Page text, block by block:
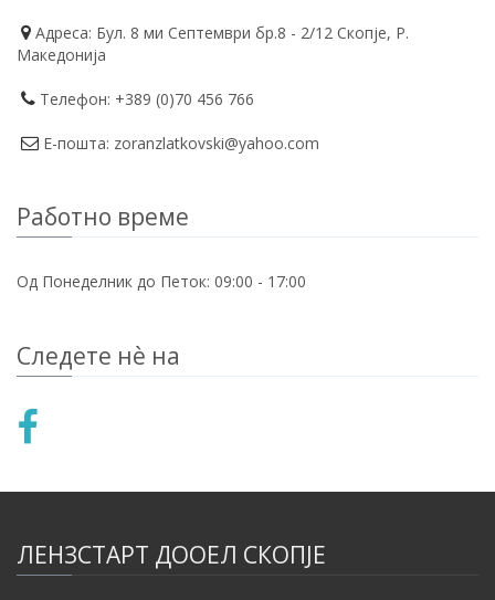
Адреса: Бул. 8 ми Септември бр.8 - 2/12 Скопје, Р.
Македонија
Телефон: +389 (0)70 456 766
Е-пошта: zoranzlatkovski@yahoo.com
Работно време
Од Понеделник до Петок: 09:00 - 17:00
Следете нѐ на
ЛЕНЗСТАРТ ДООЕЛ СКОПЈЕ